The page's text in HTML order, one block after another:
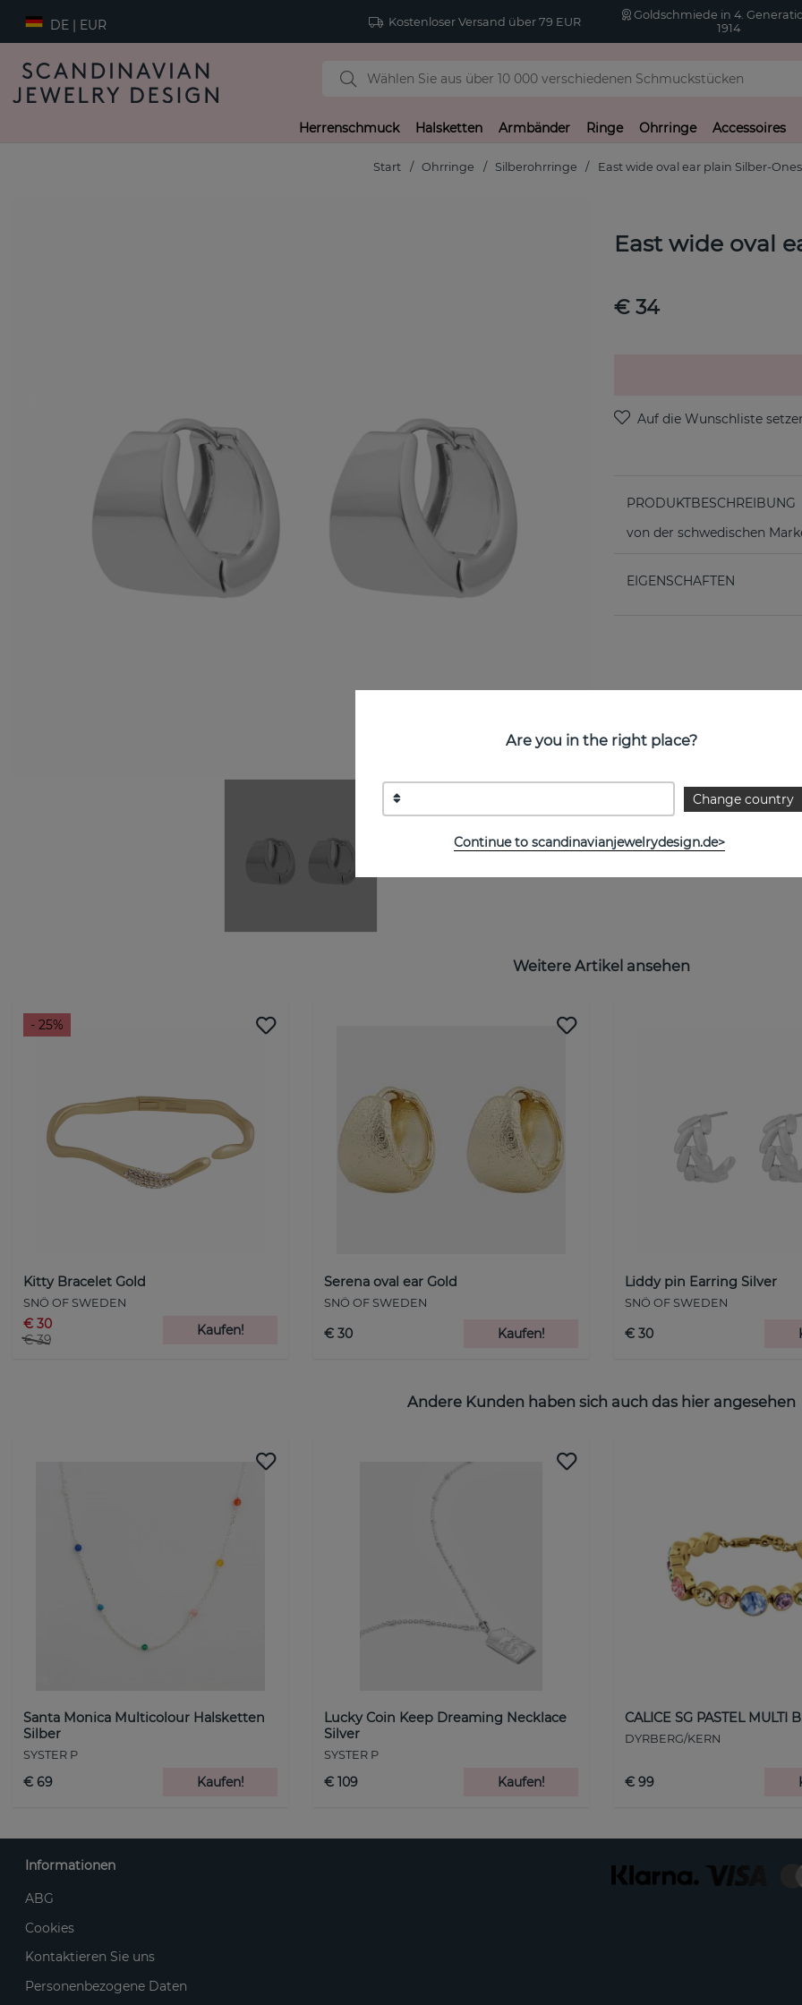
DE | EUR Kostenloser Versand über 79 EUR
Goldschmiede in 4.
1914
Herrenschmuck Halsketten Armbänder Ringe Ohrringe Accessoires
Start Ohrringe Silberohrringe East wide oval ear plain Silber-
East wide oval
€ 34
PRODUKTBESCHREIBUNG
von der schwedischen
EIGENSCHAFTEN
Weitere Artikel ansehen
- 25%
Kitty Bracelet Gold
SNÖ OF SWEDEN
€ 30
€ 39
Kaufen!
Serena oval ear Gold
SNÖ OF SWEDEN
€ 30 Kaufen!
Liddy pin Earring Silver
SNÖ OF SWEDEN
€ 30
Andere Kunden haben sich auch das hier angesehen
Santa Monica Multicolour Halsketten
Silber
SYSTER P
€ 69 Kaufen!
Lucky Coin Keep Dreaming Necklace
Silver
SYSTER P
€ 109 Kaufen!
CALICE SG PASTEL MULTI
DYRBERG/KERN
€ 99
Are you in the right place?
Change country
Continue to scandinavianjewelrydesign.de>
Informationen
ABG
Cookies
Kontaktieren Sie uns
Personenbezogene Daten